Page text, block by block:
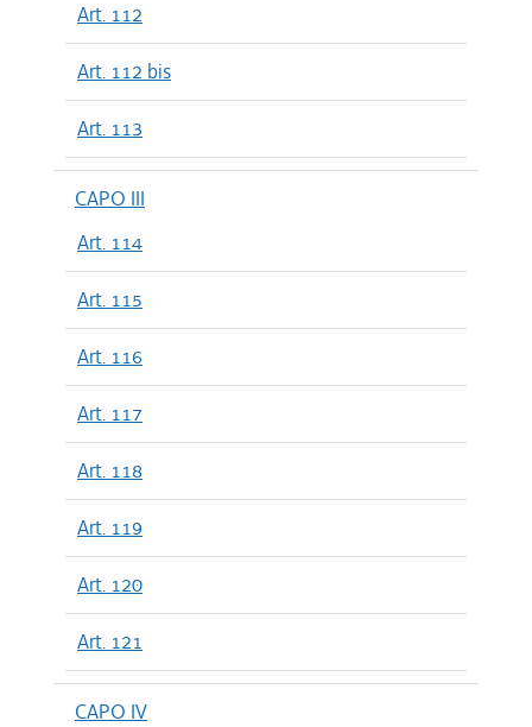
Art. 112
Art. 112 bis
Art. 113
CAPO III
Art. 114
Art. 115
Art. 116
Art. 117
Art. 118
Art. 119
Art. 120
Art. 121
CAPO IV